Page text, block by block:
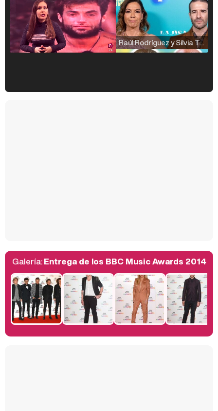
Raúl Rodríguez y Silvia Taulés nos cuentan su papel en 'La familia de la tele'
Belén Esteban: "Estoy emocionada, muy contenta y muy feliz por llegar a RTVE"
Manu Baqueiro: "Tuve como referente a Bruce Willis en 'Luz de Luna' para mi trabajo en la serie 'Perdiendo el juicio'"
Galería:Entrega de los BBC Music Awards 2014